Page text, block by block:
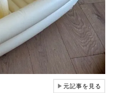
▶元記事を見る